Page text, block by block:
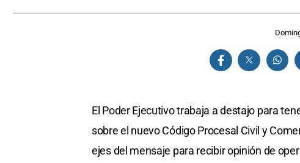
El Poder Ejecutivo trabaja a destajo para
sobre el nuevo Código Procesal Civil y
ejes del mensaje para recibir opinión de